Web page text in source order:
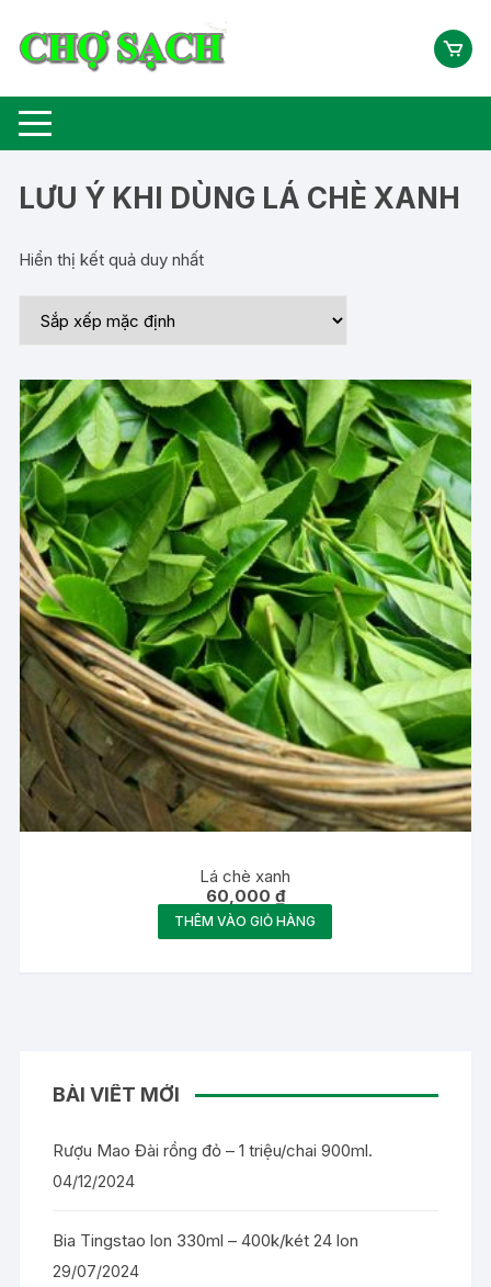
LƯU Ý KHI DÙNG LÁ CHÈ XANH
Hiển thị kết quả duy nhất
Lá chè xanh
60,000 ₫
THÊM VÀO GIỎ HÀNG
BÀI VIẾT MỚI
Rượu Mao Đài rồng đỏ – 1 triệu/chai 900ml.
04/12/2024
Bia Tingstao lon 330ml – 400k/két 24 lon
29/07/2024